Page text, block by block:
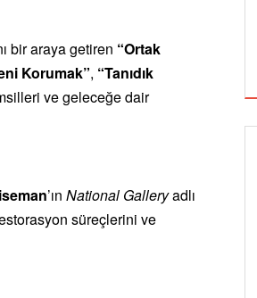
bir araya getiren “Ortak
Korumak”, “Tanıdık
ve geleceğe dair
’ın National Galleryadlı
süreçlerini ve